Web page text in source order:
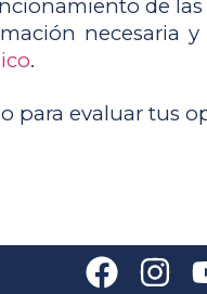
de
necesaria
.
para evaluar tus